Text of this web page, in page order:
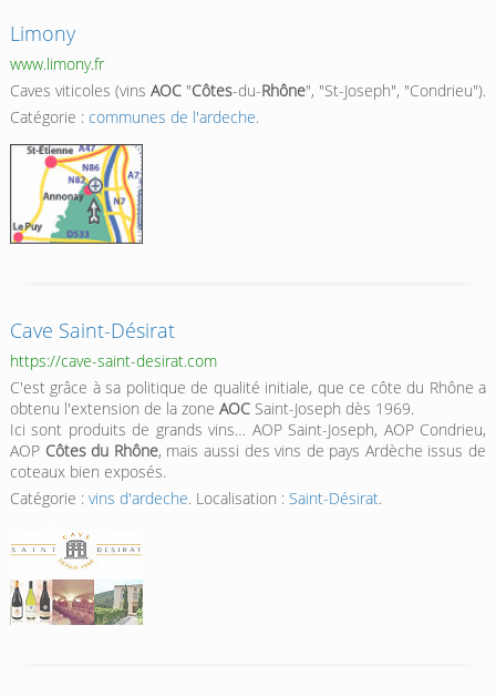
Limony
www.limony.fr
Caves viticoles (vins AOC"Côtes-du-Rhône", "St-Joseph", "Condrieu").
Catégorie : communes de l'ardeche.
Cave Saint-Désirat
https://cave-saint-desirat.com
C'est grâce à sa politique de qualité initiale, que ce côte du Rhône a
obtenu l'extension de la zone AOCSaint-Joseph dès 1969.
Ici sont produits de grands vins… AOP Saint-Joseph, AOP Condrieu,
AOP Côtes du Rhône, mais aussi des vins de pays Ardèche issus de
coteaux bien exposés.
Catégorie : vins d'ardeche. Localisation : Saint-Désirat.